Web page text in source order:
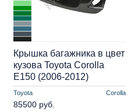
Toyota Corolla
Крышка багажника в цвет
кузова Toyota Corolla
E150 (2006-2012)
85500 руб.